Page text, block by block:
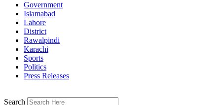
Government
Islamabad
Lahore
District
Rawalpindi
Karachi
Sports
Politics
Press Releases
Search